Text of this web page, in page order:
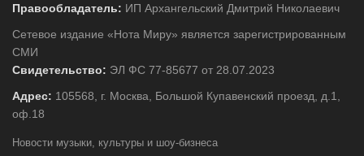
Правообладатель: ИП Архангельский Дмитрий Николаевич
Сетевое издание «Нота Миру» является зарегистрированным
СМИ
Свидетельство: ЭЛ ФС 77-85677 от 28.07.2023
Адрес: 105568, г. Москва, Большой Купавенский проезд, д.1,
оф.18
Новости музыки, культуры и шоу-бизнеса